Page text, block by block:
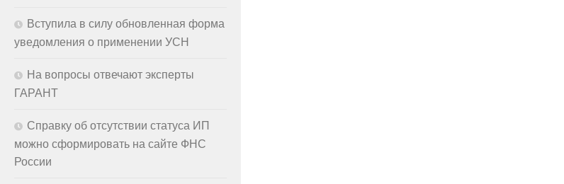
Вступила в силу обновленная форма
уведомления о применении УСН
На вопросы отвечают эксперты
ГАРАНТ
Справку об отсутствии статуса ИП
можно сформировать на сайте ФНС
России